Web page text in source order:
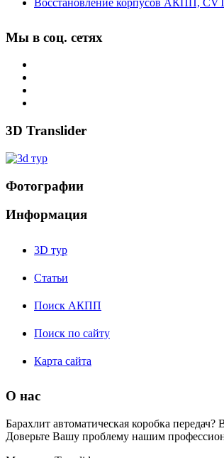
Восстановление корпусов АКПП,
Мы в соц. сетях
3D Translider
Фотографии
Информация
3D тур
Статьи
Поиск АКПП
Поиск по сайту
Карта сайта
О нас
Барахлит автоматическая коробка
Доверьте Вашу проблему нашим